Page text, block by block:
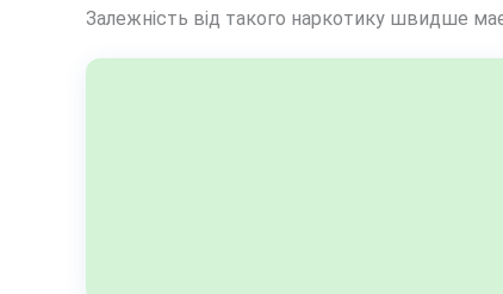
Залежність від такого наркотику швидше